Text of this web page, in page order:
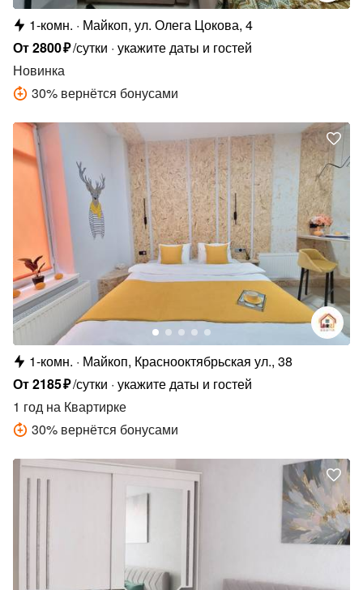
1-комн.
Майкоп, ул. Олега Цокова, 4
От2800₽/сутки укажите даты и гостей
Новинка
30% вернётся бонусами
1-комн.
Майкоп, Краснооктябрьская ул., 38
От2185₽/сутки укажите даты и гостей
1 год на Квартирке
30% вернётся бонусами